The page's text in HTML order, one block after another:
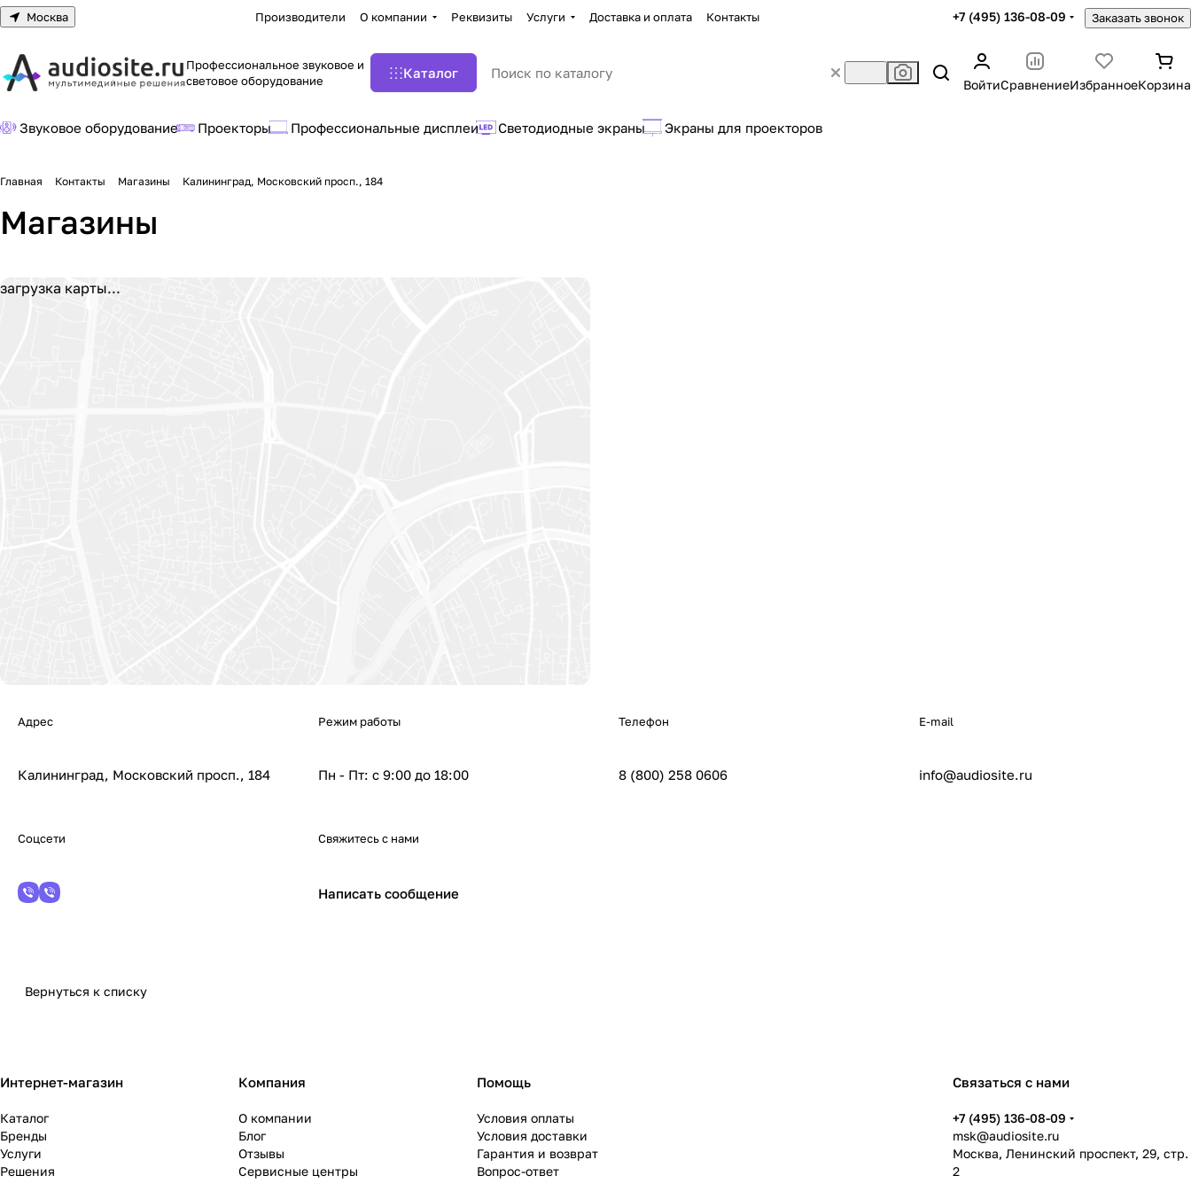
Москва Производители О компании Реквизиты Услуги Доставка и оплата Контакты +7 (495) 136-08-09 Заказать звонок
Профессиональное звуковое и
световое оборудование
Каталог
ВойтиСравнениеИзбранноеКорзина
Звуковое оборудование Проекторы Профессиональные дисплеи Светодиодные экраны Экраны для проекторов
Главная Контакты Магазины Калининград, Московский просп., 184
Магазины
загрузка карты...
Адрес
Калининград, Московский просп., 184
Режим работы
Пн - Пт: с 9:00 до 18:00
Телефон
8 (800) 258 0606
E-mail
info@audiosite.ru
Соцсети Свяжитесь с нами
Написать сообщение
Вернуться к списку
Интернет-магазин
Каталог
Бренды
Услуги
Решения
Компания
О компании
Блог
Отзывы
Сервисные центры
Помощь
Условия оплаты
Условия доставки
Гарантия и возврат
Вопрос-ответ
Связаться с нами
+7 (495) 136-08-09
msk@audiosite.ru
Москва, Ленинский проспект, 29, стр.
2